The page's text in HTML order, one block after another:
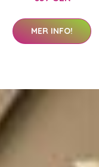
MER INFO!